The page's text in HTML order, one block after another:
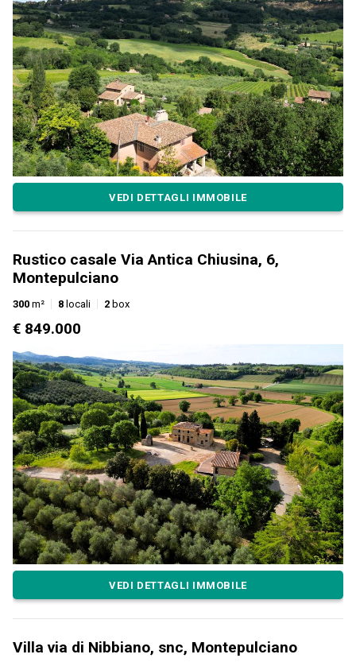
VEDI DETTAGLI IMMOBILE
Rustico casale Via Antica Chiusina, 6,
Montepulciano
300 m² 8 locali 2 box
€ 849.000
VEDI DETTAGLI IMMOBILE
Villa via di Nibbiano, snc, Montepulciano